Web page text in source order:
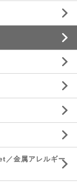
／金属アレルギー